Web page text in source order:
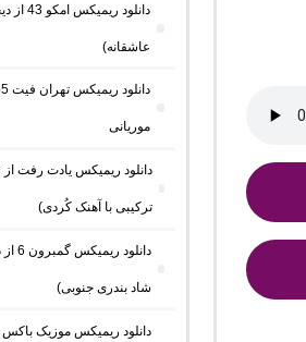
دانلود
عاشقانه)
موریانی
دانلود ریمیکس یادت رفت
ترکیبی با آهنک کُردی)
شاد بندری جنوبی)